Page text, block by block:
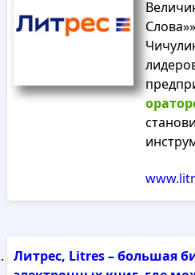
Литрес, Litres – большая